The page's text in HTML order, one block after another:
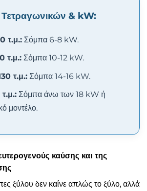
& kW:
τ.μ.: Σόμπα 6-8 kW.
τ.μ.: Σόμπα 10-12 kW.
τ.μ.: Σόμπα 14-16 kW.
Σόμπα άνω των 18 kW ή
μοντέλο.
καύσης και της
ξύλου δεν καίνε απλώς το ξύλο, αλλά